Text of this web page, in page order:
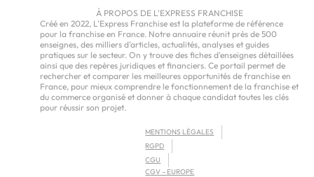
À PROPOS DE L'EXPRESS FRANCHISE
Créé en 2022, L'Express Franchise est la plateforme de référence
pour la franchise en France. Notre annuaire réunit près de 500
enseignes, des milliers d'articles, actualités, analyses et guides
pratiques sur le secteur. On y trouve des fiches d'enseignes détaillées
ainsi que des repères juridiques et financiers. Ce portail permet de
rechercher et comparer les meilleures opportunités de franchise en
France, pour mieux comprendre le fonctionnement de la franchise et
du commerce organisé et donner à chaque candidat toutes les clés
pour réussir son projet.
MENTIONS LÉGALES
RGPD
CGU
CGV – EUROPE